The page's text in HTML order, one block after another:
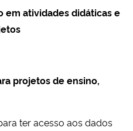
em atividades didáticas e
projetos de ensino,
ter acesso aos dados